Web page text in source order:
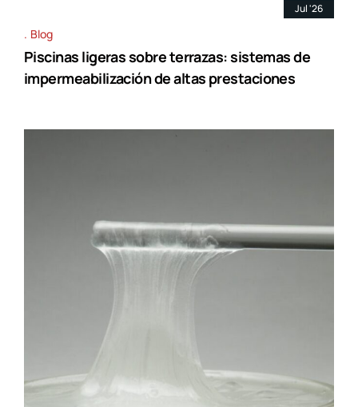
Jul '26
Blog
Piscinas ligeras sobre terrazas: sistemas de
impermeabilización de altas prestaciones